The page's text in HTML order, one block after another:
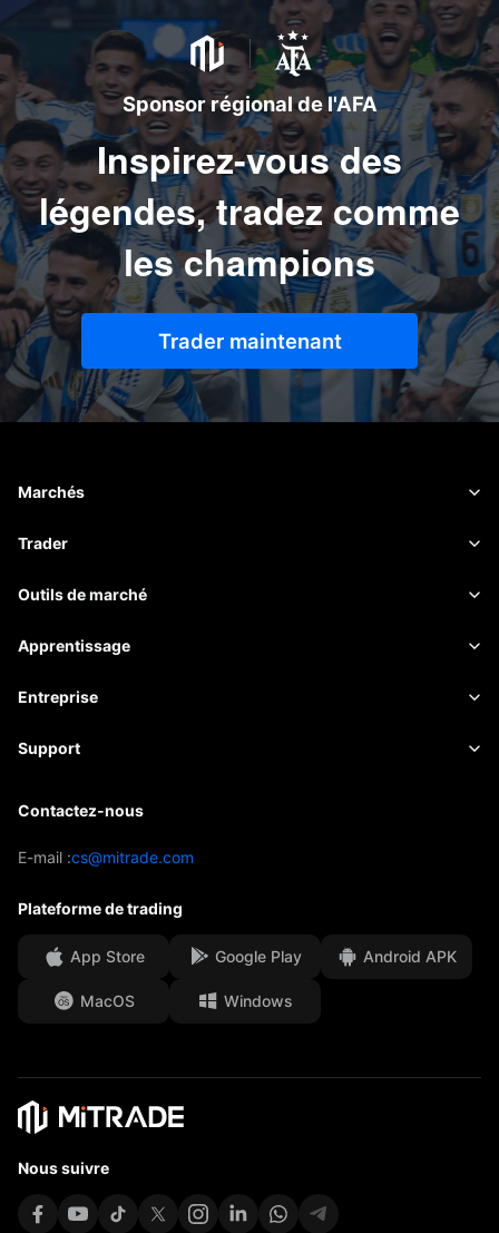
Sponsor régional de l'AFA
Inspirez-vous des
légendes, tradez comme
les champions
Trader maintenant
Marchés
Forex
Matières premières
Trader
Plateforme de trading
Spécifications des contrats
Outils de marché
Données de marché
Calendrier économique
Apprentissage
Principes de base
Academy
Entreprise
À propos de Mitrade
Support
Contactez-nous
E-mail :cs@mitrade.com
Plateforme de trading
App Store Google Play Android APK
MacOS Windows
Nous suivre